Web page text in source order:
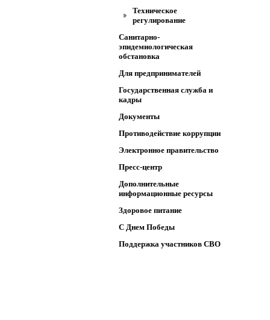
Техническое
регулирование
Санитарно-
эпидемиологическая
обстановка
Для предпринимателей
Государственная служба и
кадры
Документы
Противодействие коррупции
Электронное правительство
Пресс-центр
Дополнительные
информационные ресурсы
Здоровое питание
C Днем Победы
Поддержка участников СВО